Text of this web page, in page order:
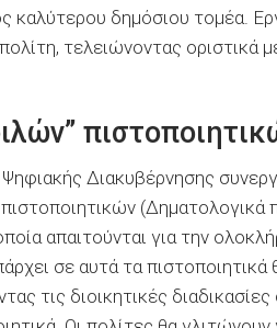
δημόσιου τομέα.
τελειώνοντας οριστικά
Διακυβέρνησης
(Δηματολογικά
απαιτούνται για την
σε αυτά τα πιστοποιητικά
τις διοικητικές